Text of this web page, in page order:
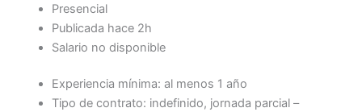
Presencial
Publicada hace 2h
Salario no disponible
Experiencia mínima: al menos 1 año
Tipo de contrato: indefinido, jornada parcial –